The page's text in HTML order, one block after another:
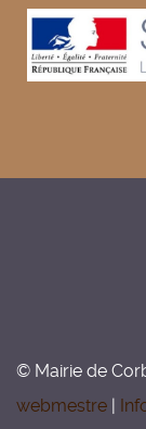
© Mairie de
webmestre |